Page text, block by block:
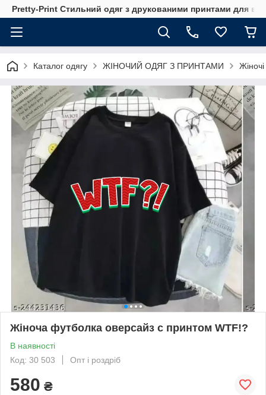
Pretty-Print Стильний одяг з друкованими принтами для
Каталог одягу ЖІНОЧИЙ ОДЯГ З ПРИНТАМИ
Жіноча футболка оверсайз с принтом WTF!?
В наявності
Код: 30 503
Опт і роздріб
580 ₴